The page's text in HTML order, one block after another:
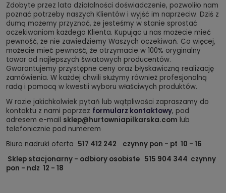
Zdobyte przez lata działalności doświadczenie, pozwoliło nam
poznać potrzeby naszych Klientów i wyjść im naprzeciw. Dziś z
dumą możemy przyznać, że jesteśmy w stanie sprostać
oczekiwaniom każdego Klienta. Kupując u nas możecie mieć
pewność, że nie zawiedziemy Waszych oczekiwań. Co więcej,
możecie mieć pewność, że otrzymacie w 100% oryginalny
towar od najlepszych światowych producentów.
Gwarantujemy przystępne ceny oraz błyskawiczną realizację
zamówienia. W każdej chwili służymy również profesjonalną
radą i pomocą w kwestii wyboru właściwych produktów.
W razie jakichkolwiek pytań lub wątpliwości zapraszamy do
kontaktu z nami poprzez formularz kontaktowy, pod
adresem e-mail sklep@hurtowniapilkarska.com lub
telefonicznie pod numerem
Biuro nadruki oferta 517 412 242 czynny pon - pt 10 - 16
Sklep stacjonarny - odbiory osobiste 515 904 344 czynny
pon - ndz 12 - 18